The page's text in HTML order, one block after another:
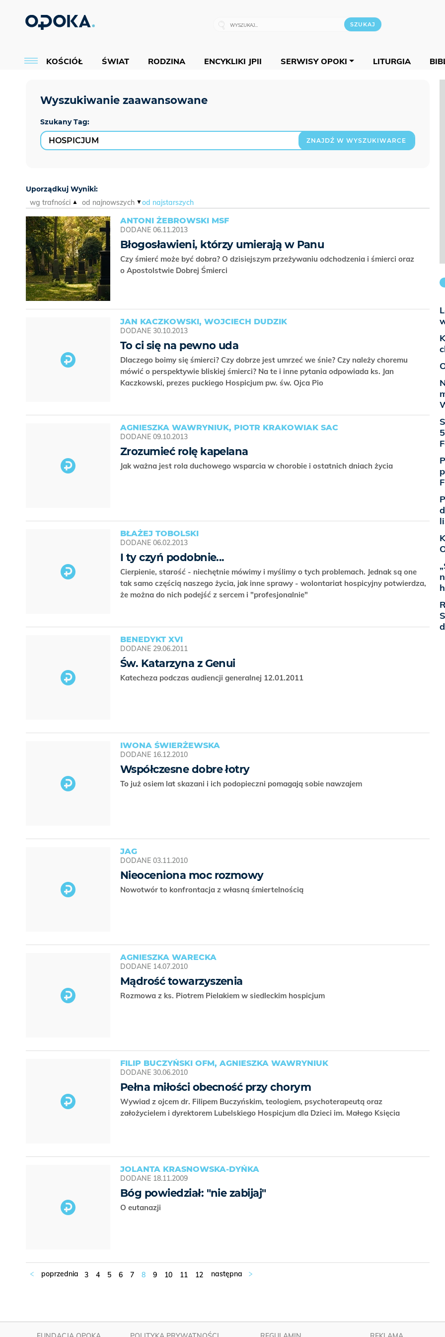
KOŚCIÓŁ ŚWIAT RODZINA ENCYKLIKI JPII SERWISY OPOKI LITURGIA
Szukany Tag:
ZNAJDŹ W WYSZUKIWARCE
Uporządkuj Wyniki:
wg trafności
od najnowszych od najstarszych
ANTONI ŻEBROWSKI MSF
DODANE 06.11.2013
Błogosławieni, którzy umierają w Panu
Czy śmierć może być dobra? O dzisiejszym przeżywaniu odchodzenia i śmierci oraz
o Apostolstwie Dobrej Śmierci
JAN KACZKOWSKI, WOJCIECH DUDZIK
DODANE 30.10.2013
To ci się na pewno uda
Dlaczego boimy się śmierci? Czy dobrze jest umrzeć we śnie? Czy należy choremu
mówić o perspektywie bliskiej śmierci? Na te i inne pytania odpowiada ks. Jan
Kaczkowski, prezes puckiego Hospicjum pw. św. Ojca Pio
AGNIESZKA WAWRYNIUK, PIOTR KRAKOWIAK SAC
DODANE 09.10.2013
Zrozumieć rolę kapelana
Jak ważna jest rola duchowego wsparcia w chorobie i ostatnich dniach życia
BŁAŻEJ TOBOLSKI
DODANE 06.02.2013
I ty czyń podobnie...
Cierpienie, starość - niechętnie mówimy i myślimy o tych problemach. Jednak są one
tak samo częścią naszego życia, jak inne sprawy - wolontariat hospicyjny potwierdza,
że można do nich podejść z sercem i "profesjonalnie"
BENEDYKT XVI
DODANE 29.06.2011
Św. Katarzyna z Genui
Katecheza podczas audiencji generalnej 12.01.2011
IWONA ŚWIERŻEWSKA
DODANE 16.12.2010
Współczesne dobre łotry
To już osiem lat skazani i ich podopieczni pomagają sobie nawzajem
JAG
DODANE 03.11.2010
Nieoceniona moc rozmowy
Nowotwór to konfrontacja z własną śmiertelnością
AGNIESZKA WARECKA
DODANE 14.07.2010
Mądrość towarzyszenia
Rozmowa z ks. Piotrem Pielakiem w siedleckim hospicjum
FILIP BUCZYŃSKI OFM, AGNIESZKA WAWRYNIUK
DODANE 30.06.2010
Pełna miłości obecność przy chorym
Wywiad z ojcem dr. Filipem Buczyńskim, teologiem, psychoterapeutą oraz
założycielem i dyrektorem Lubelskiego Hospicjum dla Dzieci im. Małego Księcia
JOLANTA KRASNOWSKA-DYŃKA
DODANE 18.11.2009
Bóg powiedział: "nie zabijaj"
O eutanazji
3 4 5 6 7 8 9 10 11 12